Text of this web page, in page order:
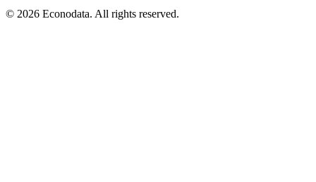
© 2026 Econodata. All rights reserved.